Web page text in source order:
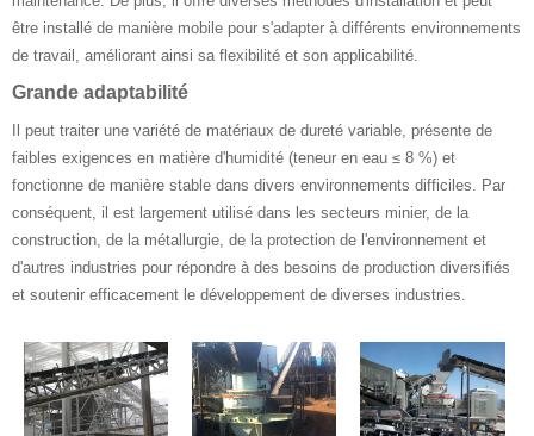
être installé de manière mobile pour s'adapter à différents environnements
de travail, améliorant ainsi sa flexibilité et son applicabilité.
Grande adaptabilité
Il peut traiter une variété de matériaux de dureté variable, présente de
faibles exigences en matière d'humidité (teneur en eau ≤ 8 %) et
fonctionne de manière stable dans divers environnements difficiles. Par
conséquent, il est largement utilisé dans les secteurs minier, de la
construction, de la métallurgie, de la protection de l'environnement et
d'autres industries pour répondre à des besoins de production diversifiés
et soutenir efficacement le développement de diverses industries.